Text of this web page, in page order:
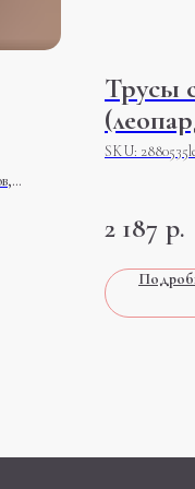
Трусы
SKU:
2 187 р.